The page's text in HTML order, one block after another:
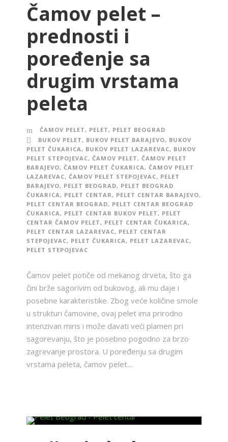
Čamov pelet –
prednosti i
poređenje sa
drugim vrstama
peleta
ČAMOV PELET, PELET, PELET BEOGRAD
BUKOV PELET, BUKOV PELET BARAJEVO, BUKOV
PELET ČUKARICA, BUKOV PELET LAZAREVAC, BUKOV
PELET STEPOJEVAC, ČAMOV PELET, ČAMOV PELET
BARAJEVO, ČAMOV PELET ČUKARICA, ČAMOV PELET
LAZAREVAC, ČAMOV PELET STEPOJEVAC, PELET
BARAJEVO, PELET BEOGRAD, PELET BEOGRAD
ČUKARICA, PELET CENTAR, PELET CENTAR BARAJEVO,
PELET CENTAR BEOGRAD, PELET CENTAR BEOGRAD
ČUKARICA, PELET CENTAR BUKOV PELET, PELET
CENTAR ČAMOV PELET, PELET CENTAR ČUKARICA,
PELET CENTAR LAZAREVAC, PELET CENTAR
STEPOJEVAC, PELET ČUKARICA, PELET LAZAREVAC,
PELET STEPOJEVAC
Čamov pelet potiče od mekanog drveta, što ga
čini brže sagorivim od bukovog, ali mu daje i
posebne karakteristike. Zbog veće količine smole
u strukturi čamovine, ovaj pelet ima prirodno
intenzivan miris i može davati veći plamen pri
sagorevanju, što je posebno pogodno za brzo
zagrevanje prostora. U poređenju sa drugim
vrstama peleta, čamov pelet...